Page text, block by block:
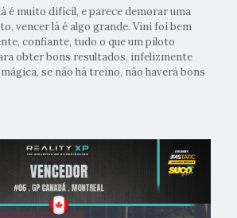
é muito difícil, e parece demorar uma
vencer lá é algo grande. Vini foi bem
confiante, tudo o que um piloto
obter bons resultados, infelizmente
se não há treino, não haverá bons